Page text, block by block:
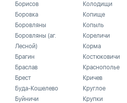
Борисов
Боровка
Боровляны
Боровляны (аг.
Лесной)
Брагин
Браслав
Брест
Буда-Кошелево
Буйничи
Колодищи
Копище
Копыль
Кореличи
Корма
Костюковичи
Краснополье
Кричев
Круглое
Крупки